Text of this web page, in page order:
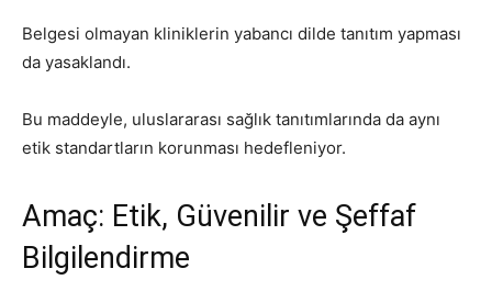
Belgesi olmayan kliniklerin yabancı dilde tanıtım yapması
da yasaklandı.
Bu maddeyle, uluslararası sağlık tanıtımlarında da aynı
etik standartların korunması hedefleniyor.
Amaç: Etik, Güvenilir ve Şeffaf
Bilgilendirme